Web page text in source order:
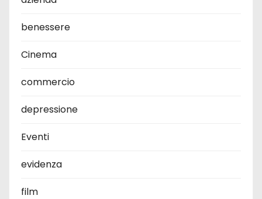
benessere
Cinema
commercio
depressione
Eventi
evidenza
film